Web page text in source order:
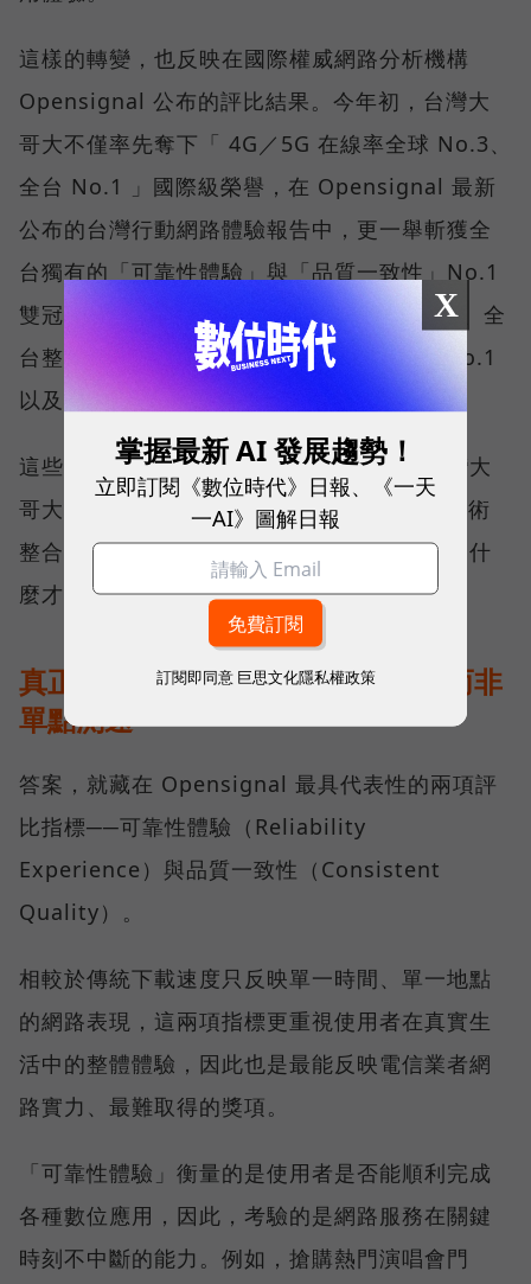
這樣的轉變，也反映在國際權威網路分析機構
Opensignal 公布的評比結果。今年初，台灣大
哥大不僅率先奪下「 4G／5G 在線率全球 No.3、
全台 No.1 」國際級榮譽，在 Opensignal 最新
公布的台灣行動網路體驗報告中，更一舉斬獲全
台獨有的「可靠性體驗」與「品質一致性」No.1
雙冠王，同時，包辦全台整體影音體驗 No.1、全
台整體語音體驗 No.1、全台 5G 語音體驗 No.1
以及全台網路在線率 No.1 多項榮譽。
這些獎項反映的不只是網路順暢，更代表台灣大
哥大長期投入頻譜布局、基地台建設與 5G 技術
整合所累積的成果，也讓外界重新思考：究竟什
麼才是真正的好網路？
真正的好網路，比的是長期穩定、而非
單點測速
答案，就藏在 Opensignal 最具代表性的兩項評
比指標──可靠性體驗（Reliability
Experience）與品質一致性（Consistent
Quality）。
相較於傳統下載速度只反映單一時間、單一地點
的網路表現，這兩項指標更重視使用者在真實生
活中的整體體驗，因此也是最能反映電信業者網
路實力、最難取得的獎項。
「可靠性體驗」衡量的是使用者是否能順利完成
各種數位應用，因此，考驗的是網路服務在關鍵
時刻不中斷的能力。例如，搶購熱門演唱會門
X
掌握最新 AI 發展趨勢！
立即訂閱《數位時代》日報、《一天
一AI》圖解日報
訂閱即同意 巨思文化隱私權政策